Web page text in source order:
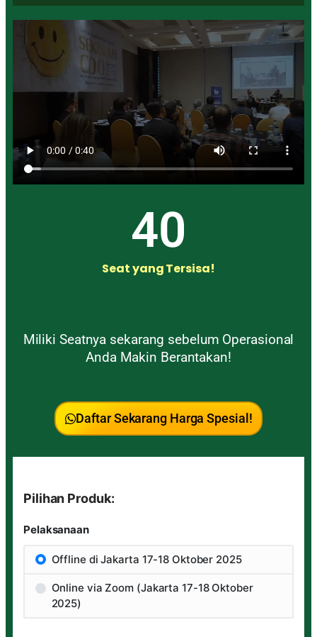
Seat yang Tersisa!
40
Miliki Seatnya sekarang sebelum Operasional
Anda Makin Berantakan!
Daftar Sekarang Harga Spesial!
Pilihan Produk:
Pelaksanaan
Offline di Jakarta 17-18 Oktober 2025
Online via Zoom (Jakarta 17-18 Oktober
2025)